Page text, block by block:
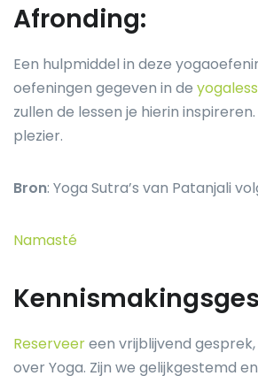
Afronding:
Een hulpmiddel in deze
oefeningen gegeven in de
zullen de lessen je hierin
plezier.
Bron: Yoga Sutra’s van Patanjali
Namasté
Reserveereen vrijblijvend
over Yoga. Zijn we gelijkgestemd